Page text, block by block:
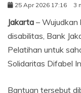
25 Apr 2026 17:16 3
Jakarta – Wujudkan
disabilitas, Bank
Pelatihan untuk
Solidaritas Difabel
Bantuan tersebut